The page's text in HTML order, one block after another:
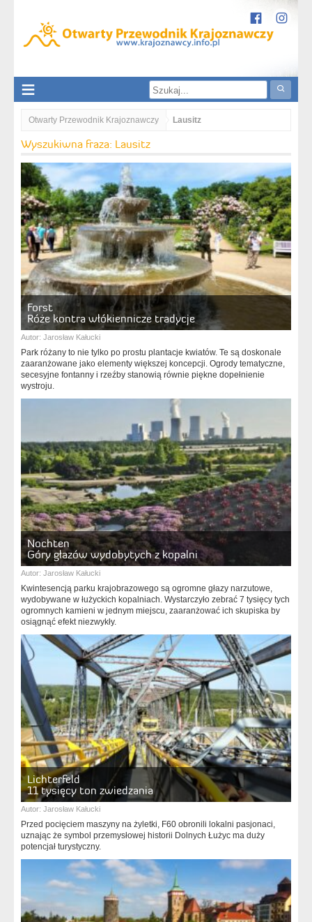
Otwarty Przewodnik Krajoznawczy Lausitz
Wyszukiwna fraza: Lausitz
Forst
Róże kontra włókiennicze tradycje
Autor: Jarosław Kałucki
Park różany to nie tylko po prostu plantacje kwiatów. Te są doskonale
zaaranżowane jako elementy większej koncepcji. Ogrody tematyczne,
secesyjne fontanny i rzeźby stanowią równie piękne dopełnienie
wystroju.
Nochten
Góry głazów wydobytych z kopalni
Autor: Jarosław Kałucki
Kwintesencją parku krajobrazowego są ogromne głazy narzutowe,
wydobywane w łużyckich kopalniach. Wystarczyło zebrać 7 tysięcy tych
ogromnych kamieni w jednym miejscu, zaaranżować ich skupiska by
osiągnąć efekt niezwykły.
Lichterfeld
11 tysięcy ton zwiedzania
Autor: Jarosław Kałucki
Przed pocięciem maszyny na żyletki, F60 obronili lokalni pasjonaci,
uznając że symbol przemysłowej historii Dolnych Łużyc ma duży
potencjał turystyczny.